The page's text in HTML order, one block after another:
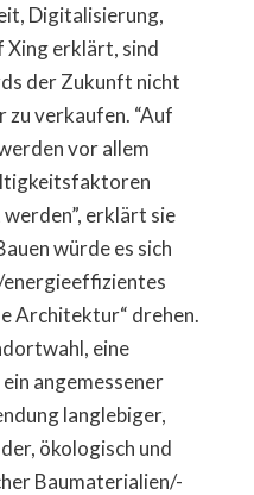
Digitalisierung,
Xing erklärt, sind
der Zukunft nicht
verkaufen. “Auf
vor allem
erklärt sie
würde es sich
energieeffizientes
Architektur“ drehen.
eine
angemessener
langlebiger,
ökologisch und
Baumaterialien/-